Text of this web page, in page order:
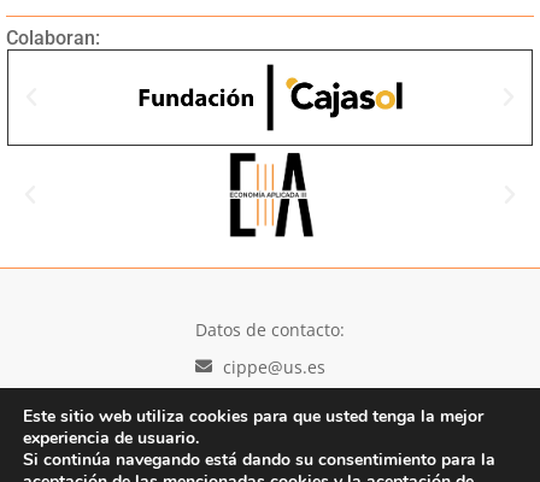
Colaboran:
Datos de contacto:
cippe@us.es
Política de privacidad Aviso legal Política de cookies
Copyright 2026 © Todos los derechos reservados
Diseño y desarrollo h-tecnología
Este sitio web utiliza cookies para que usted tenga la mejor
experiencia de usuario.
Si continúa navegando está dando su consentimiento para la